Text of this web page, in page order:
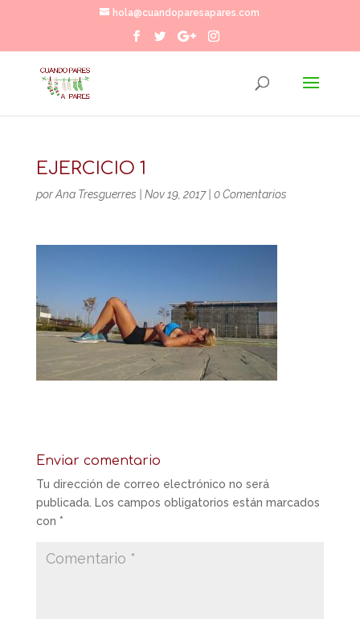
hola@cuandoparesapares.com
EJERCICIO 1
porAna Tresguerres Nov 19, 2017| 0 Comentarios
Enviar comentario
Tu dirección de correo electrónico no será
publicada. Los campos obligatorios están marcados
con *